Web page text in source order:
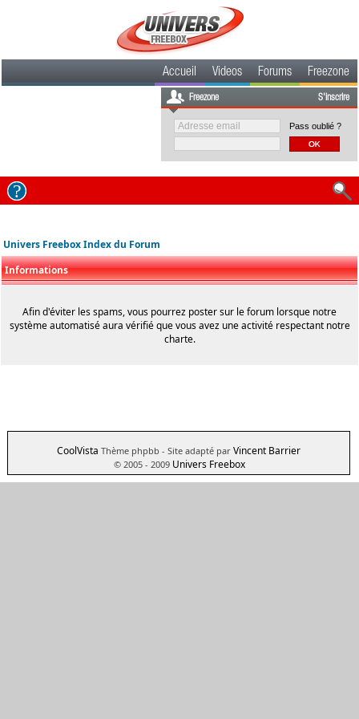
Accueil Videos Forums Freezone
Freezone S'inscrire
Pass oublié ?
Univers Freebox Index du Forum
Informations
Afin d'éviter les spams, vous pourrez poster sur le forum lorsque notre
système automatisé aura vérifié que vous avez une activité respectant notre
charte.
CoolVista Thème phpbb - Site adapté par Vincent Barrier
© 2005 - 2009 Univers Freebox